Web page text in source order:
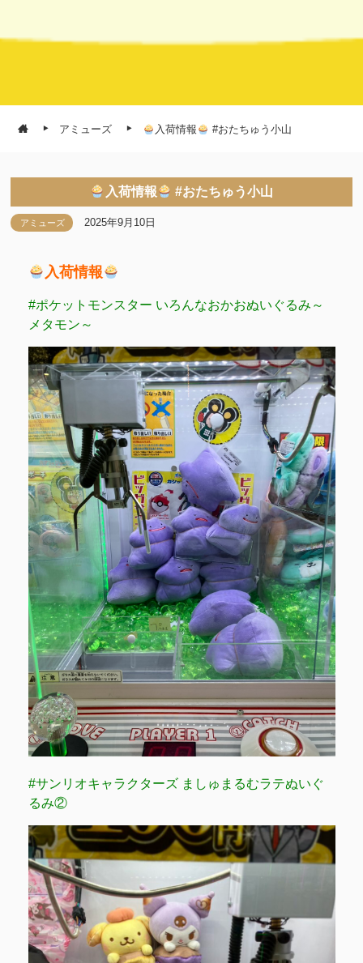
アミューズ 入荷情報 #おたちゅう小山
入荷情報 #おたちゅう小山
アミューズ 2025年9月10日
入荷情報
#ポケットモンスター いろんなおかおぬいぐるみ～
メタモン～
#サンリオキャラクターズ ましゅまるむラテぬいぐ
るみ②